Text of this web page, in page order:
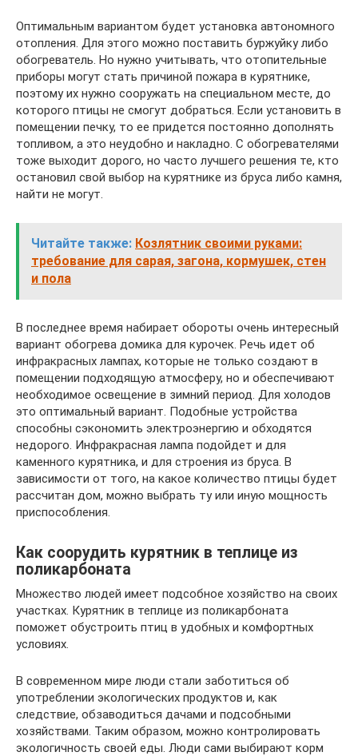
Оптимальным вариантом будет установка автономного
отопления. Для этого можно поставить буржуйку либо
обогреватель. Но нужно учитывать, что отопительные
приборы могут стать причиной пожара в курятнике,
поэтому их нужно сооружать на специальном месте, до
которого птицы не смогут добраться. Если установить в
помещении печку, то ее придется постоянно дополнять
топливом, а это неудобно и накладно. С обогревателями
тоже выходит дорого, но часто лучшего решения те, кто
остановил свой выбор на курятнике из бруса либо камня,
найти не могут.
Читайте также: Козлятник своими руками:
требование для сарая, загона, кормушек, стен
и пола
В последнее время набирает обороты очень интересный
вариант обогрева домика для курочек. Речь идет об
инфракрасных лампах, которые не только создают в
помещении подходящую атмосферу, но и обеспечивают
необходимое освещение в зимний период. Для холодов
это оптимальный вариант. Подобные устройства
способны сэкономить электроэнергию и обходятся
недорого. Инфракрасная лампа подойдет и для
каменного курятника, и для строения из бруса. В
зависимости от того, на какое количество птицы будет
рассчитан дом, можно выбрать ту или иную мощность
приспособления.
Как соорудить курятник в теплице из
поликарбоната
Множество людей имеет подсобное хозяйство на своих
участках. Курятник в теплице из поликарбоната
поможет обустроить птиц в удобных и комфортных
условиях.
В современном мире люди стали заботиться об
употреблении экологических продуктов и, как
следствие, обзаводиться дачами и подсобными
хозяйствами. Таким образом, можно контролировать
экологичность своей еды. Люди сами выбирают корм